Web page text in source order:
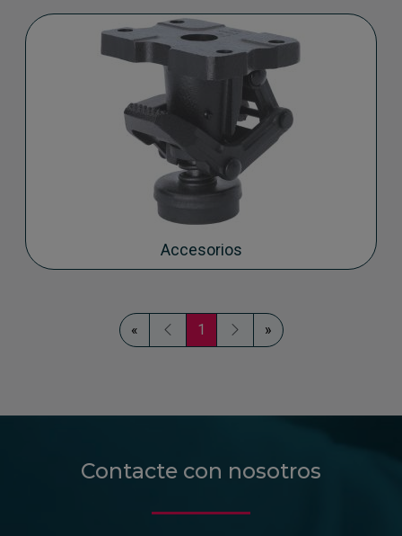
Accesorios
« 1 »
Contacte con nosotros